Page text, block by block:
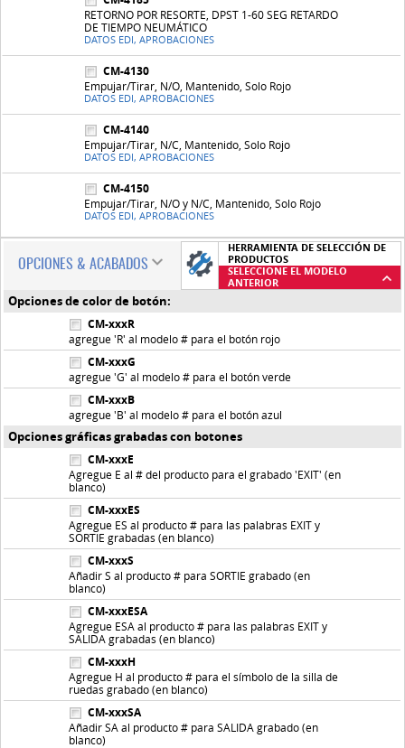
RETORNO POR RESORTE, DPST 1-60 SEG RETARDO
DE TIEMPO NEUMÁTICO
DATOS EDI, APROBACIONES
CM-4130
Empujar/Tirar, N/O, Mantenido, Solo Rojo
DATOS EDI, APROBACIONES
CM-4140
Empujar/Tirar, N/C, Mantenido, Solo Rojo
DATOS EDI, APROBACIONES
CM-4150
Empujar/Tirar, N/O y N/C, Mantenido, Solo Rojo
DATOS EDI, APROBACIONES
OPCIONES & ACABADOS
HERRAMIENTA DE SELECCIÓN DE
PRODUCTOS
SELECCIONE EL MODELO
ANTERIOR
Opciones de color de botón:
CM-xxxR
agregue 'R' al modelo # para el botón rojo
CM-xxxG
agregue 'G' al modelo # para el botón verde
CM-xxxB
agregue 'B' al modelo # para el botón azul
Opciones gráficas grabadas con botones
CM-xxxE
Agregue E al # del producto para el grabado 'EXIT' (en
blanco)
CM-xxxES
Agregue ES al producto # para las palabras EXIT y
SORTIE grabadas (en blanco)
CM-xxxS
Añadir S al producto # para SORTIE grabado (en
blanco)
CM-xxxESA
Agregue ESA al producto # para las palabras EXIT y
SALIDA grabadas (en blanco)
CM-xxxH
Agregue H al producto # para el símbolo de la silla de
ruedas grabado (en blanco)
CM-xxxSA
Añadir SA al producto # para SALIDA grabado (en
blanco)